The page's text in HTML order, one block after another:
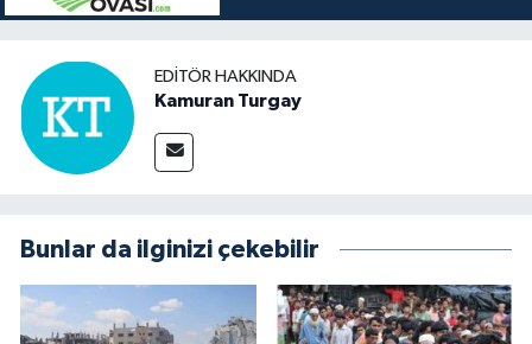
EDITÖR HAKKINDA
Kamuran Turgay
Bunlar da ilginizi çekebilir